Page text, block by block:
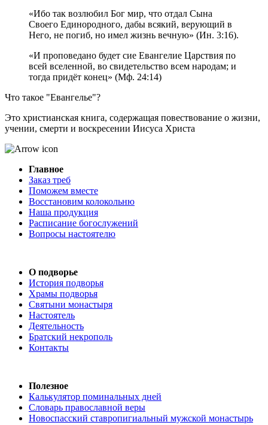
«Ибо так возлюбил Бог мир, что отдал Сына
Своего Единородного, дабы всякий, верующий в
Него, не погиб, но имел жизнь вечную» (Ин. 3:16).
«И проповедано будет сие Евангелие Царствия по
всей вселенной, во свидетельство всем народам; и
тогда придёт конец» (Мф. 24:14)
Что такое "Евангелье"?
Это христианская книга, содержащая повествование о жизни,
учении, смерти и воскресении Иисуса Христа
Главное
Заказ треб
Поможем вместе
Восстановим колокольню
Наша продукция
Расписание богослужений
Вопросы настоятелю
О подворье
История подворья
Храмы подворья
Святыни монастыря
Настоятель
Деятельность
Братский некрополь
Контакты
Полезное
Калькулятор поминальных дней
Словарь православной веры
Новоспасский ставропигиальный мужской монастырь